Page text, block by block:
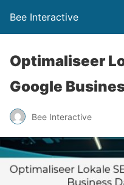
Bee Interactive
Optimaliseer
Google
Bee Interactive